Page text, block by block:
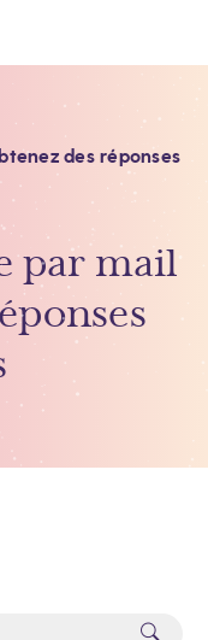
des réponses
par mail